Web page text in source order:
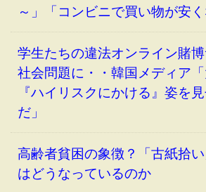
～」「コンビニで買い物が安
学生たちの違法オンライン賭
社会問題に・・韓国メディア
『ハイリスクにかける』姿を
だ」
高齢者貧困の象徴？「古紙拾
はどうなっているのか